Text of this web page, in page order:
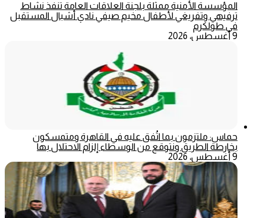
المؤسسة الأمنية ممثلة بلجنة العلاقات العامة تنفذ نشاط
ترفيهي وتفريغي لأطفال مخيم صيفي نادي أشبال المستقبل
في طولكرم
9 أغسطس، 2026
حماس: ملتزمون بما اتُفق عليه في القاهرة ومتمسكون
بخارطة الطريق ونتوقع من الوسطاء إلزام الاحتلال بها
9 أغسطس، 2026